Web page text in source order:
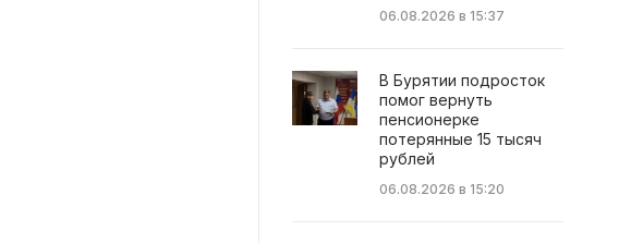
06.08.2026 в 15:37
В Бурятии подросток
помог вернуть
пенсионерке
потерянные 15 тысяч
рублей
06.08.2026 в 15:20